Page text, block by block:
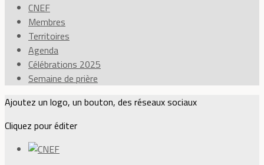
CNEF
Membres
Territoires
Agenda
Célébrations 2025
Semaine de prière
Ajoutez un logo, un bouton, des réseaux sociaux
Cliquez pour éditer